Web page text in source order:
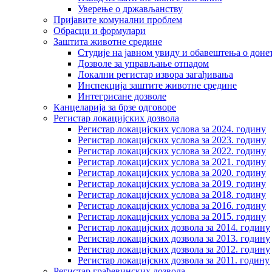
Уверење о држављанству
Пријавите комунални проблем
Обрасци и формулари
Заштита животне средине
Студије на јавном увиду и обавештења о
Дозволе за управљање отпадом
Локални регистар извора загађивања
Инспекција заштите животне средине
Интегрисане дозволе
Канцеларија за брзе одговоре
Регистар локацијских дозвола
Регистар локацијских услова за 2024. годину
Регистар локацијских услова за 2023. годину
Регистар локацијских услова за 2022. годину
Регистар локацијских услова за 2021. годину
Регистар локацијских услова за 2020. годину
Регистар локацијских услова за 2019. годину
Регистар локацијских услова за 2018. годину
Регистар локацијских услова за 2016. годину
Регистар локацијских услова за 2015. годину
Регистар локацијских дозвола за 2014. годину
Регистар локацијских дозвола за 2013. годину
Регистар локацијских дозвола за 2012. годину
Регистар локацијских дозвола за 2011. годину